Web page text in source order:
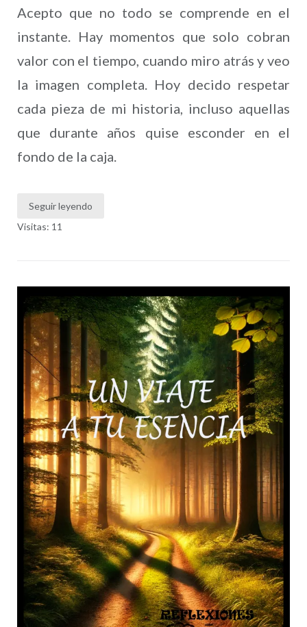
Acepto que no todo se comprende en el
instante. Hay momentos que solo cobran
valor con el tiempo, cuando miro atrás y veo
la imagen completa. Hoy decido respetar
cada pieza de mi historia, incluso aquellas
que durante años quise esconder en el
fondo de la caja.
Seguir leyendo
Visitas: 11